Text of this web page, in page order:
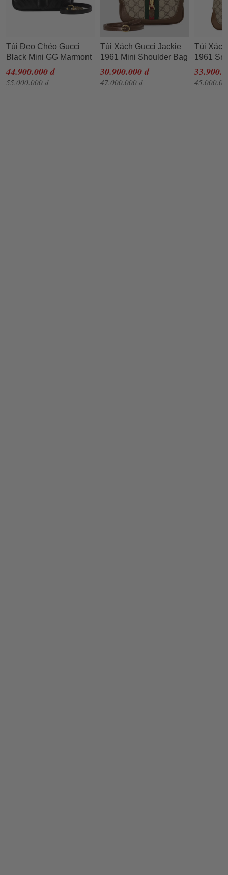
Túi Đeo Chéo Gucci
Black Mini GG Marmont
Bag Màu Đen N-QL
44.900.000 đ
55.000.000 đ
Túi Xách Gucci Jackie
1961 Mini Shoulder Bag
Màu Nâu N-QL
30.900.000 đ
47.000.000 đ
Túi
1961
Màu